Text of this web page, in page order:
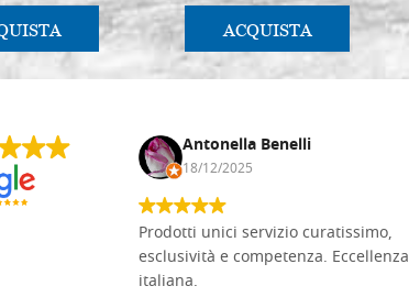
ACQUISTA
Antonella Benelli
18/12/2025
Prodotti unici servizio curatissimo,
esclusività e competenza. Eccellenza
italiana.